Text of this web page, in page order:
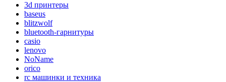
3d принтеры
baseus
blitzwolf
bluetooth-гарнитуры
casio
lenovo
NoName
orico
rc машинки и техника